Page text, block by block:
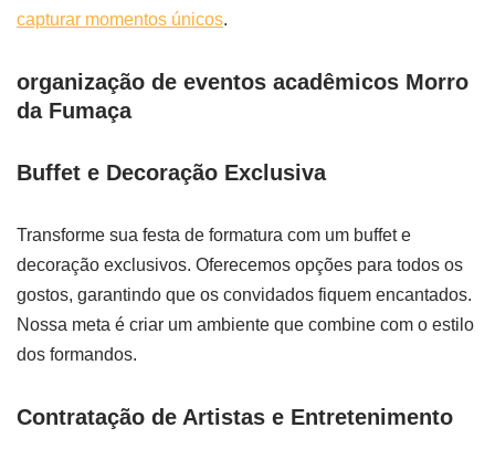
capturar momentos únicos.
organização de eventos acadêmicos Morro
da Fumaça
Buffet e Decoração Exclusiva
Transforme sua festa de formatura com um buffet e
decoração exclusivos. Oferecemos opções para todos os
gostos, garantindo que os convidados fiquem encantados.
Nossa meta é criar um ambiente que combine com o estilo
dos formandos.
Contratação de Artistas e Entretenimento